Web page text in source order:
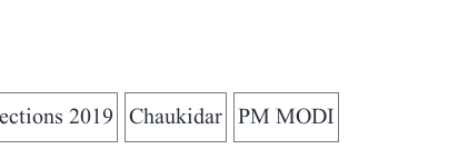
PM MODI
Chaukidar
2019 Lok Sabha elections